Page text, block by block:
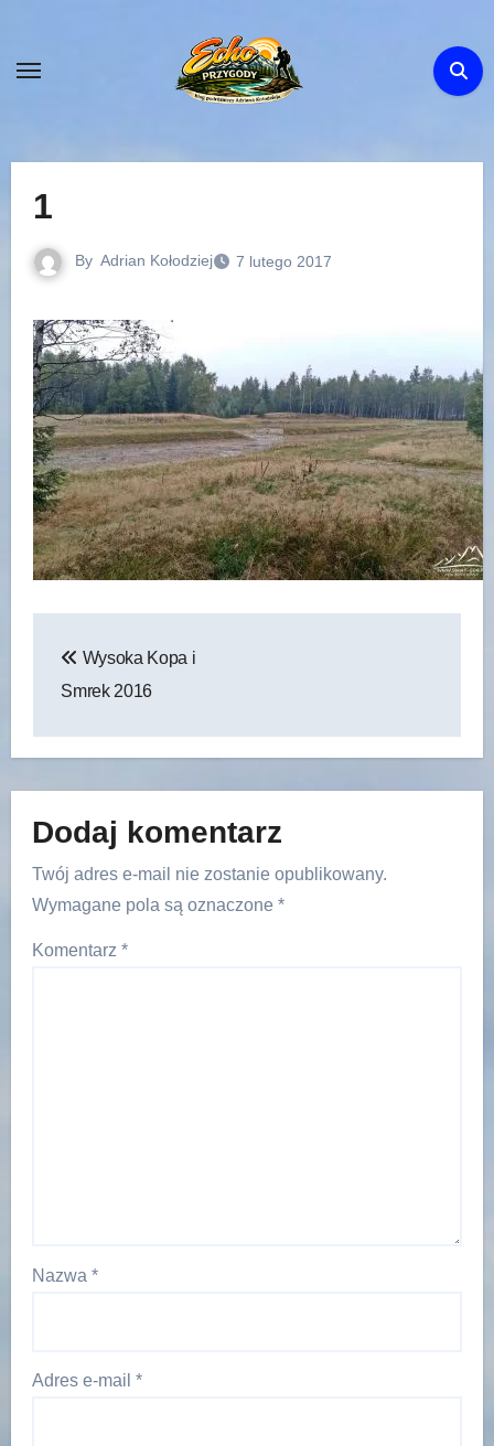
content
1
By Adrian Kołodziej 7 lutego 2017
wpisu
Wysoka Kopa i
Smrek 2016
Dodaj komentarz
Twój adres e-mail nie zostanie opublikowany.
Wymagane pola są oznaczone *
Komentarz *
Nazwa *
Adres e-mail *